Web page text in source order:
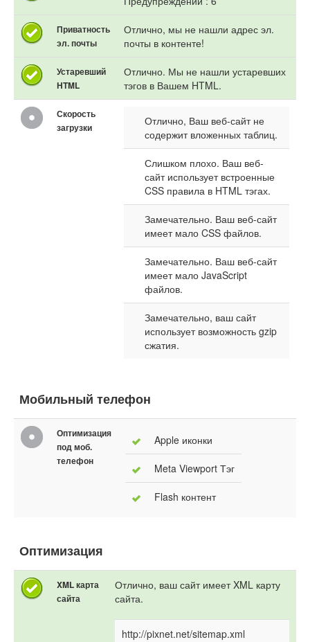
Приватность
эл. почты
Отлично, мы не нашли адрес эл.
почты в контенте!
Устаревший
HTML
Отлично. Мы не нашли устаревших
тэгов в Вашем HTML.
Скорость
загрузки
Отлично, Ваш веб-сайт не
содержит вложенных таблиц.
Слишком плохо. Ваш веб-
сайт использует встроенные
CSS правила в HTML тэгах.
Замечательно. Ваш веб-сайт
имеет мало CSS файлов.
Замечательно. Ваш веб-сайт
имеет мало JavaScript
файлов.
Замечательно, ваш сайт
использует возможность gzip
сжатия.
Мобильный телефон
Оптимизация
под моб.
телефон
Apple иконки
Meta Viewport Тэг
Flash контент
Оптимизация
XML карта
сайта
Отлично, ваш сайт имеет XML карту
сайта.
http://pixnet.net/sitemap.xml